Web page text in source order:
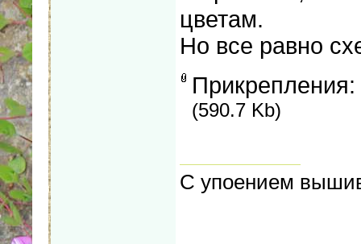
цветам.
Но все равно
Прикрепления:
(590.7 Kb)
С упоением